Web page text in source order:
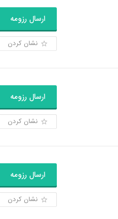
ارسال رزومه
نشان کردن
ارسال رزومه
نشان کردن
ارسال رزومه
نشان کردن